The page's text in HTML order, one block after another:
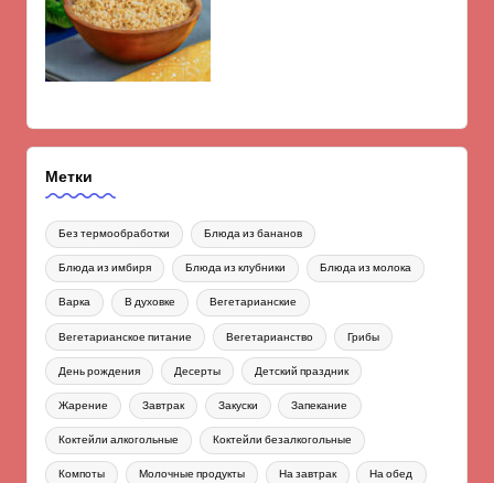
Метки
Без термообработки Блюда из бананов
Блюда из имбиря Блюда из клубники Блюда из молока
Варка В духовке Вегетарианские
Вегетарианское питание Вегетарианство Грибы
День рождения Десерты Детский праздник
Жарение Завтрак Закуски Запекание
Коктейли алкогольные Коктейли безалкогольные
Компоты Молочные продукты На завтрак На обед